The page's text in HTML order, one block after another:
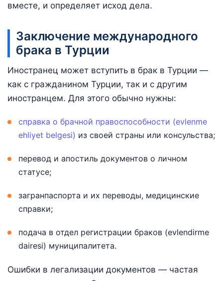
вместе, и определяет исход дела.
Заключение международного
брака в Турции
Иностранец может вступить в брак в Турции —
как с гражданином Турции, так и с другим
иностранцем. Для этого обычно нужны:
справка о брачной правоспособности (evlenme
ehliyet belgesi) из своей страны или консульства;
перевод и апостиль документов о личном
статусе;
загранпаспорта и их переводы, медицинские
справки;
подача в отдел регистрации браков (evlendirme
dairesi) муниципалитета.
Ошибки в легализации документов — частая